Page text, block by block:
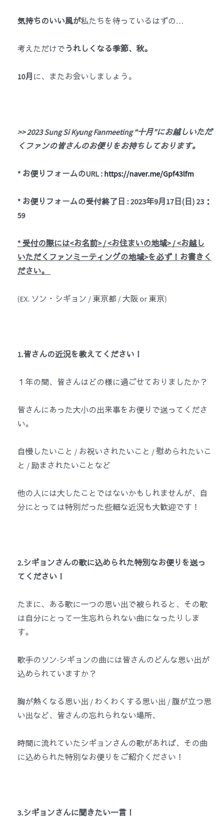
気持ちのいい風が私たちを待っているはずの…
考えただけでうれしくなる季節、秋。
10月 に、またお会いしましょう。
>> 2023 Sung Si Kyung Fanmeeting “十月”にお越しいただ
くファンの皆さんのお便りをお持ちしております。
* お便りフォームのURL : https://naver.me/Gpf43lfm
* お便りフォームの受付終了日 : 2023年9月 17日 (日 ) 23：
59
* 受付の際には<お名前> / <お住まいの地域> / <お越し
いただくファンミーティングの地域>を必ず！お書きく
ださい。
(EX. ソン・シギョン / 東京都 / 大阪 or 東京)
1.皆さんの近況を教えてください！
１年の間、皆さんはどの様に過ごせておりましたか？
皆さんにあった大小の出来事をお便りで送ってくださ
い。
自慢したいこと / お祝いされたいこと / 慰められたいこ
と / 励まされたいことなど
他の人には大したことではないかもしれませんが、自
分にとっては特別だった些細な近況も大歓迎です！
2.シギョンさんの歌に込められた特別なお便りを送っ
てください！
たまに、ある歌に一つの思い出で被られると、その歌
は自分にとって一生忘れられない曲になったりしま
す。
歌手のソン·シギョンの曲には皆さんのどんな思い出が
込められていますか？
胸が熱くなる思い出 / わくわくする思い出 / 腹が立つ思
い出など、皆さんの忘れられない場所、
時間に流れていたシギョンさんの歌があれば、その曲
に込められた特別なお便りをご紹介ください！
3.シギョンさんに聞きたい一言！